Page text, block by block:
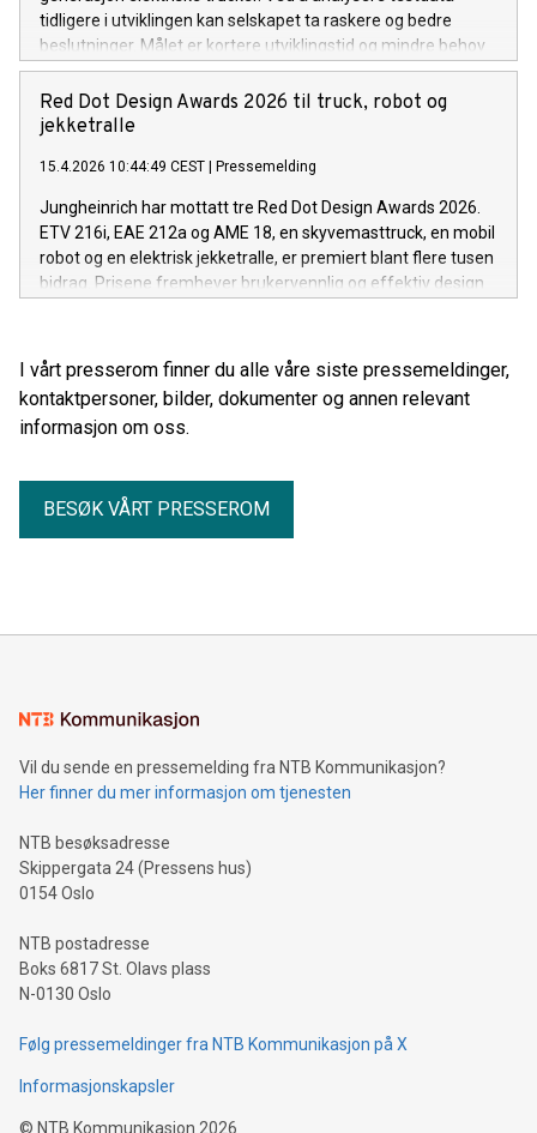
tidligere i utviklingen kan selskapet ta raskere og bedre
beslutninger. Målet er kortere utviklingstid og mindre behov
for testing.
Red Dot Design Awards 2026 til truck, robot og
jekketralle
15.4.2026 10:44:49 CEST | Pressemelding
Jungheinrich har mottatt tre Red Dot Design Awards 2026.
ETV 216i, EAE 212a og AME 18, en skyvemasttruck, en mobil
robot og en elektrisk jekketralle, er premiert blant flere tusen
bidrag. Prisene fremhever brukervennlig og effektiv design
I vårt presserom finner du alle våre siste pressemeldinger,
kontaktpersoner, bilder, dokumenter og annen relevant
informasjon om oss.
BESØK VÅRT PRESSEROM
Vil du sende en pressemelding fra NTB Kommunikasjon?
Her finner du mer informasjon om tjenesten
NTB besøksadresse
Skippergata 24 (Pressens hus)
0154 Oslo
NTB postadresse
Boks 6817 St. Olavs plass
N-0130 Oslo
Følg pressemeldinger fra NTB Kommunikasjon på X
Informasjonskapsler
© NTB Kommunikasjon 2026